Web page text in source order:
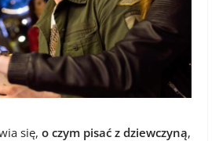
się, o czym pisać z dziewczyną,